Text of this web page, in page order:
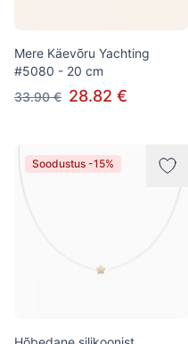
Mere Käevõru Yachting
#5080 - 20 cm
33.90 € 28.82 €
Soodustus -15%